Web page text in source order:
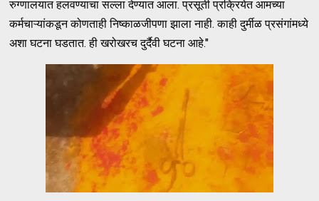
रुग्णालयात हलवण्याचा सल्ला देण्यात आला. प्रसूती प्रक्रियेत आमच्या
कर्मचाऱ्यांकडून कोणताही निष्काळजीपणा झाला नाही. काही दुर्मीळ प्रसंगांमध्ये
अशा घटना घडतात. ही खरोखरच दुर्दैवी घटना आहे."